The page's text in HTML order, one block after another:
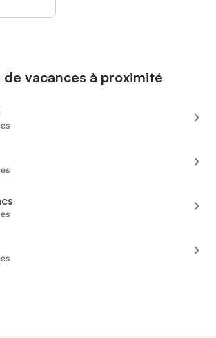
vacances à proximité